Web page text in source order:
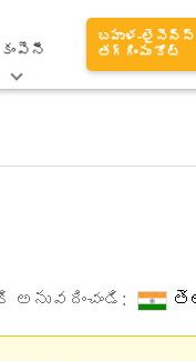
కంపెనీ
బహుళ-లైసెన్స్
తగ్గింపు కోట్
అనువదించండి: